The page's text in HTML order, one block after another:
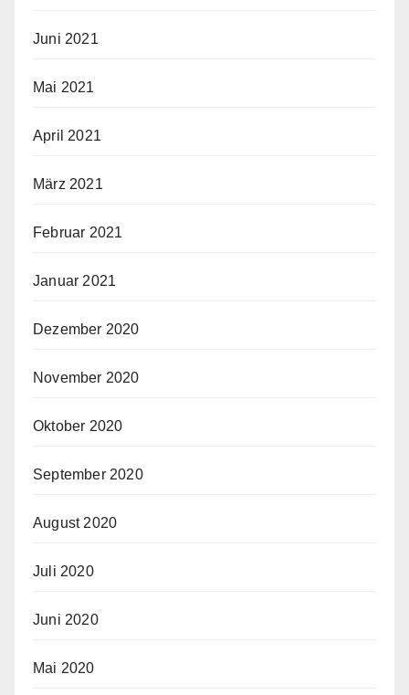
Juni 2021
Mai 2021
April 2021
März 2021
Februar 2021
Januar 2021
Dezember 2020
November 2020
Oktober 2020
September 2020
August 2020
Juli 2020
Juni 2020
Mai 2020